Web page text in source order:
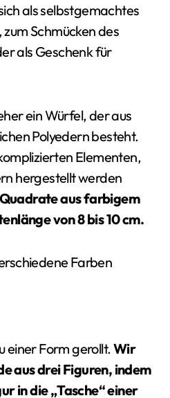
als selbstgemachtes
Schmücken des
als Geschenk für
ein Würfel, der aus
Polyedern besteht.
Elementen,
hergestellt werden
aus farbigem
von 8 bis 10 cm.
Farben
einer Form gerollt.Wir
aus drei Figuren, indem
in die „Tasche“ einer